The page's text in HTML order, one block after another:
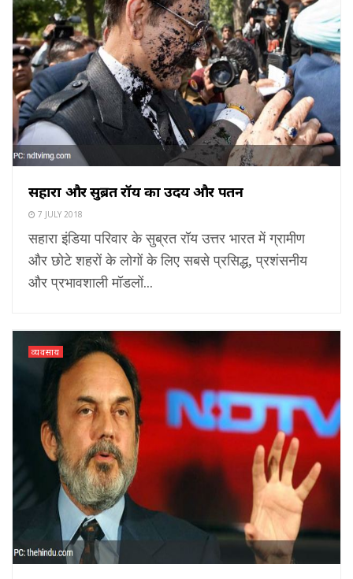
सहारा और सुब्रत रॉय का उदय और पतन
7 JULY 2018
सहारा इंडिया परिवार के सुब्रत रॉय उत्तर भारत में ग्रामीण
और छोटे शहरों के लोगों के लिए सबसे प्रसिद्ध, प्रशंसनीय
और प्रभावशाली मॉडलों...
व्यवसाय